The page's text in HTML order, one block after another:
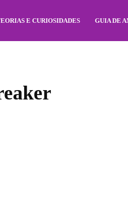
E CURIOSIDADES GUIA DE